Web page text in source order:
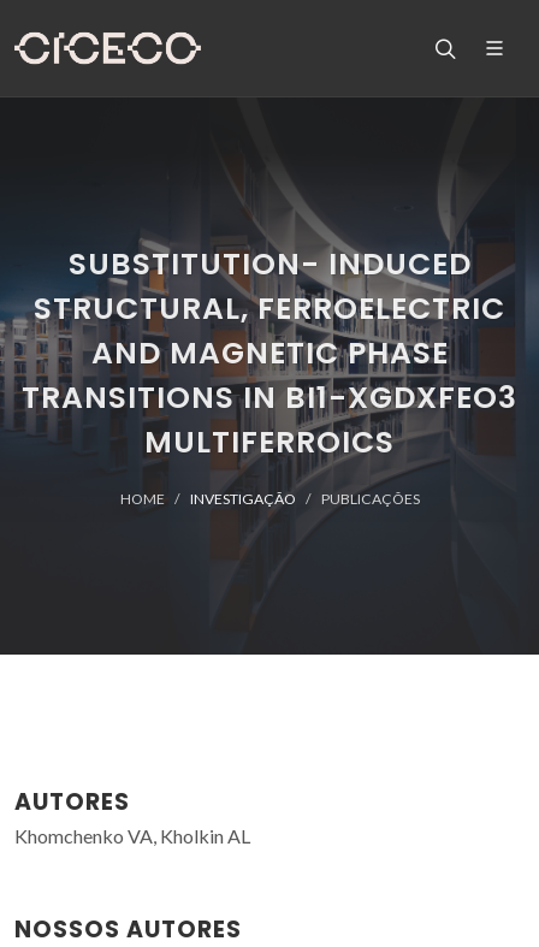
SUBSTITUTION- INDUCED
STRUCTURAL, FERROELECTRIC
AND MAGNETIC PHASE
TRANSITIONS IN BI1-XGDXFEO3
MULTIFERROICS
HOME INVESTIGAÇÃO PUBLICAÇÕES
AUTORES
Khomchenko VA, Kholkin AL
NOSSOS AUTORES